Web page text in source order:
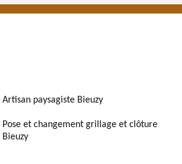
Artisan paysagiste Bieuzy
Pose et changement grillage et clôture
Bieuzy